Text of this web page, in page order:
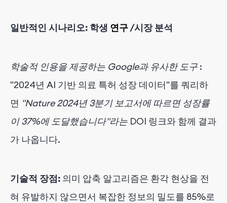
일반적인 시나리오: 학생 연구/시장 분석
학술적 인용을 제공하는 Google과 유사한 도구 :
"2024년 AI 기반 의료 특허 성장 데이터"를 쿼리하
면 "Nature 2024년 3분기 보고서에 따르면 성장률
이 37%에 도달했습니다"라는 DOI 링크와 함께 결과
가 나옵니다.
기술적 장점: 의미 압축 알고리즘은 환각 현상을 전
혀 유발하지 않으면서 복잡한 정보의 밀도를 85%로